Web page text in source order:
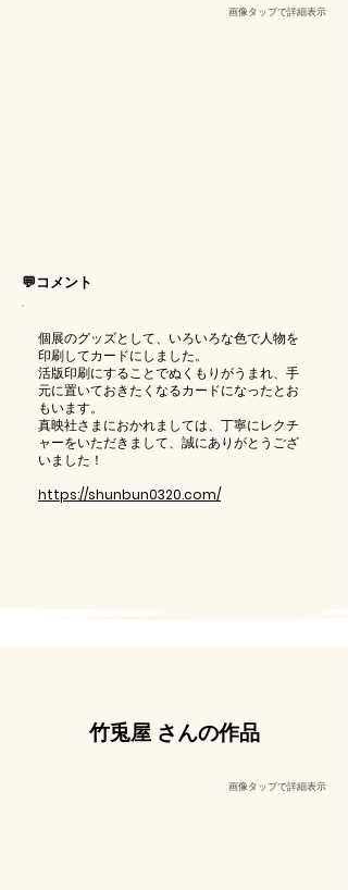
​画像タップで詳細表示
💬コメント
個展のグッズとして、いろいろな色で人物を
印刷してカードにしました。
活版印刷にすることでぬくもりがうまれ、手
元に置いておきたくなるカードになったとお
もいます。
真映社さまにおかれましては、丁寧にレクチ
ャーをいただきまして、誠にありがとうござ
いました！
https://shunbun0320.com/
竹兎屋 さんの作品
​画像タップで詳細表示